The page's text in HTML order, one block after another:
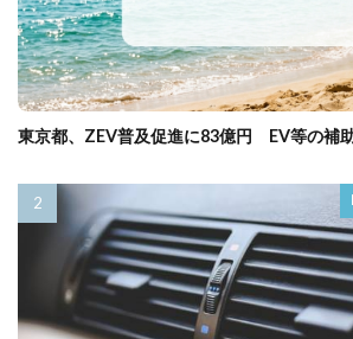
東京都、ZEV普及促進に83億円 EV等の補